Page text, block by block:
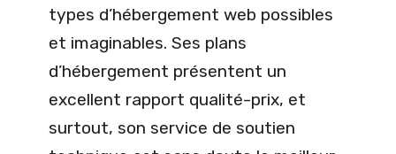
types d’hébergement web possibles
et imaginables. Ses plans
d’hébergement présentent un
excellent rapport qualité-prix, et
surtout, son service de soutien